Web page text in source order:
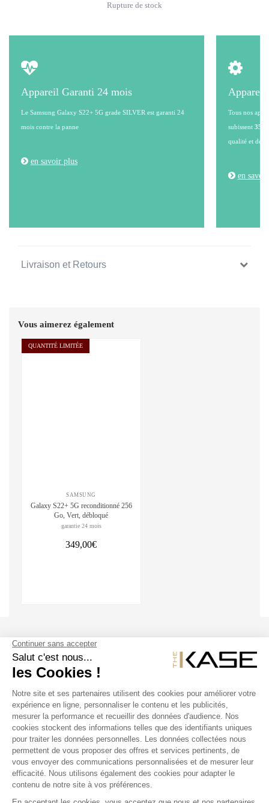
Rupture de stock
Appareil Garanti 24 mois
Le Samsung Galaxy S22+ 5G grade SILVER est garanti 24
mois contre la panne
en savoir plus
Appareil
Tous nos
subissent 35
qualité et de
en
Livraison et Retours
Vous aimerez également
QUANTITÉ LIMITÉE
SAMSUNG
Galaxy S22+ 5G reconditionné 256
Go, Vert, débloqué
garantie 24 mois
349,00€
NOS PRODUITS
THE KASE